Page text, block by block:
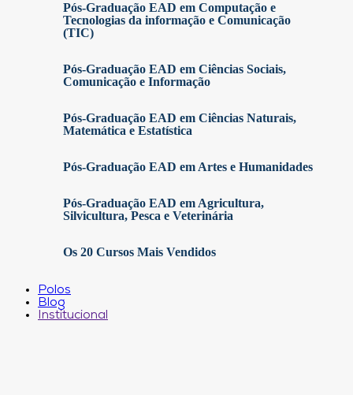
Pós-Graduação EAD em Computação e
Tecnologias da informação e Comunicação
(TIC)
Pós-Graduação EAD em Ciências Sociais,
Comunicação e Informação
Pós-Graduação EAD em Ciências Naturais,
Matemática e Estatística
Pós-Graduação EAD em Artes e Humanidades
Pós-Graduação EAD em Agricultura,
Silvicultura, Pesca e Veterinária
Os 20 Cursos Mais Vendidos
Polos
Blog
Institucional